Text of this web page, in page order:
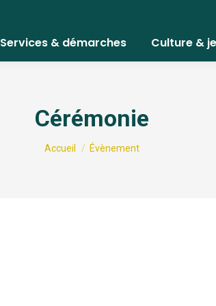
Services & démarches Culture &
Cérémonie
Vous êtes ici :
Accueil Évènement